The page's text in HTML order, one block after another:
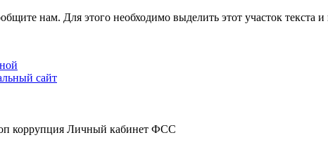
нам. Для этого необходимо выделить этот участок текста
сайт
коррупция Личный кабинет ФСС